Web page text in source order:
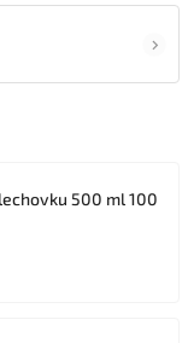
500 ml 100